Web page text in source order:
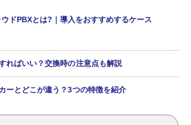
ウドPBXとは?｜導入をおすすめするケース
ればいい？交換時の注意点も解説
ーとどこが違う？3つの特徴を紹介